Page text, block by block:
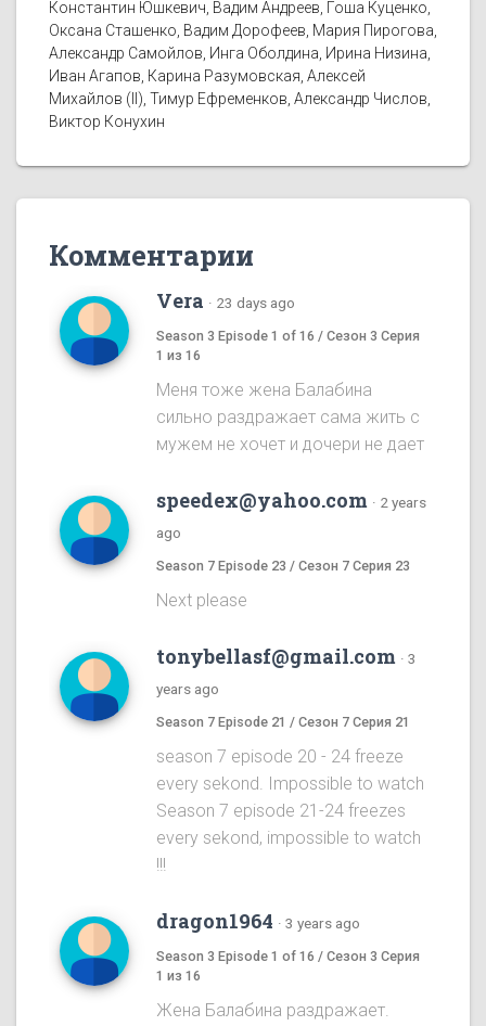
Константин Юшкевич, Вадим Андреев, Гоша Куценко,
Оксана Сташенко, Вадим Дорофеев, Мария Пирогова,
Александр Самойлов, Инга Оболдина, Ирина Низина,
Иван Агапов, Карина Разумовская, Алексей
Михайлов (II), Тимур Ефременков, Александр Числов,
Виктор Конухин
Комментарии
Vera · 23 days ago
Season 3 Episode 1 of 16 / Сезон 3 Серия
1 из 16
Меня тоже жена Балабина
сильно раздражает сама жить с
мужем не хочет и дочери не дает
speedex@yahoo.com · 2 years
ago
Season 7 Episode 23 / Сезон 7 Серия 23
Next please
tonybellasf@gmail.com · 3
years ago
Season 7 Episode 21 / Сезон 7 Серия 21
season 7 episode 20 - 24 freeze
every sekond. Impossible to watch
Season 7 episode 21-24 freezes
every sekond, impossible to watch
!!!
dragon1964 · 3 years ago
Season 3 Episode 1 of 16 / Сезон 3 Серия
1 из 16
Жена Балабина раздражает.